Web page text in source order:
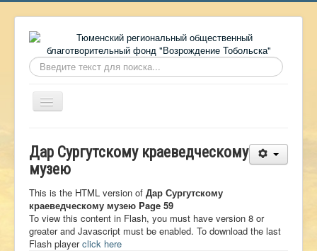
Искать...
Включить/
выключить
О фонде
Видеоматериалы
Контакты
Дар Сургутскому краеведческому
музею
This is the HTML version of Дар Сургутскому
краеведческому музею Page 59
To view this content in Flash, you must have version 8 or
greater and Javascript must be enabled. To download the last
Flash playerclick here